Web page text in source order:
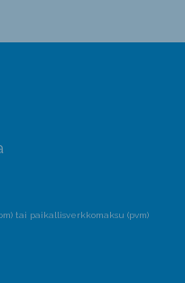
tai paikallisverkkomaksu (pvm)